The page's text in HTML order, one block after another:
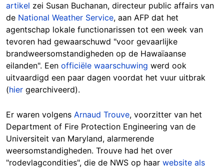
artikel zei Susan Buchanan, directeur public affairs van
de National Weather Service, aan AFP dat het
agentschap lokale functionarissen tot een week van
tevoren had gewaarschuwd "voor gevaarlijke
brandweersomstandigheden op de Hawaïaanse
eilanden". Een officiële waarschuwing werd ook
uitvaardigd een paar dagen voordat het vuur uitbrak
(hier gearchiveerd).
Er waren volgens Arnaud Trouve, voorzitter van het
Department of Fire Protection Engineering van de
Universiteit van Maryland, alarmerende
weersomstandigheden. Trouve had het over
"rodevlagcondities", die de NWS op haar website als